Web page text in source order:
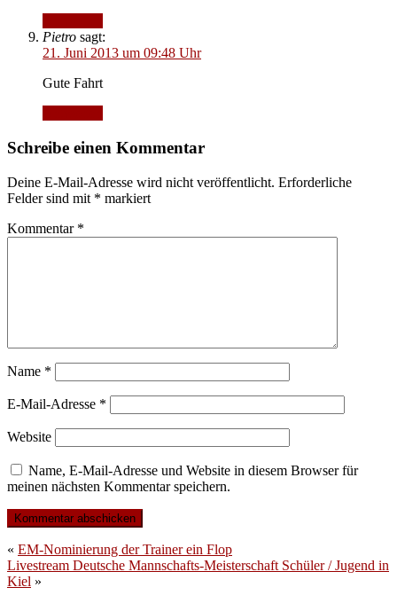
Pietro sagt:
21. Juni 2013 um 09:48 Uhr
Gute Fahrt
Schreibe einen Kommentar
Deine E-Mail-Adresse wird nicht veröffentlicht. Erforderliche
Felder sind mit * markiert
Kommentar *
Name *
E-Mail-Adresse *
Website
Name, E-Mail-Adresse und Website in diesem Browser für
meinen nächsten Kommentar speichern.
« EM-Nominierung der Trainer ein Flop
Livestream Deutsche Mannschafts-Meisterschaft Schüler / Jugend in
Kiel »